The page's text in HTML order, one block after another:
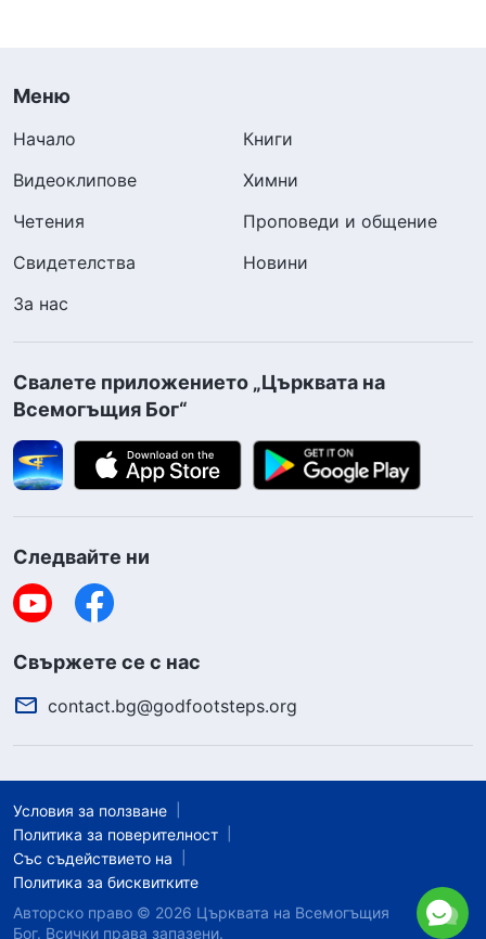
Меню
Начало
Книги
Видеоклипове
Химни
Четения
Проповеди и общение
Свидетелства
Новини
За нас
Свалете приложението „Църквата на
Всемогъщия Бог“
Следвайте ни
Свържете се с нас
contact.bg@godfootsteps.org
Условия за ползване
Политика за поверителност
Със съдействието на
Политика за бисквитките
Авторско право © 2026 Църквата на Всемогъщия
Бог. Всички права запазени.